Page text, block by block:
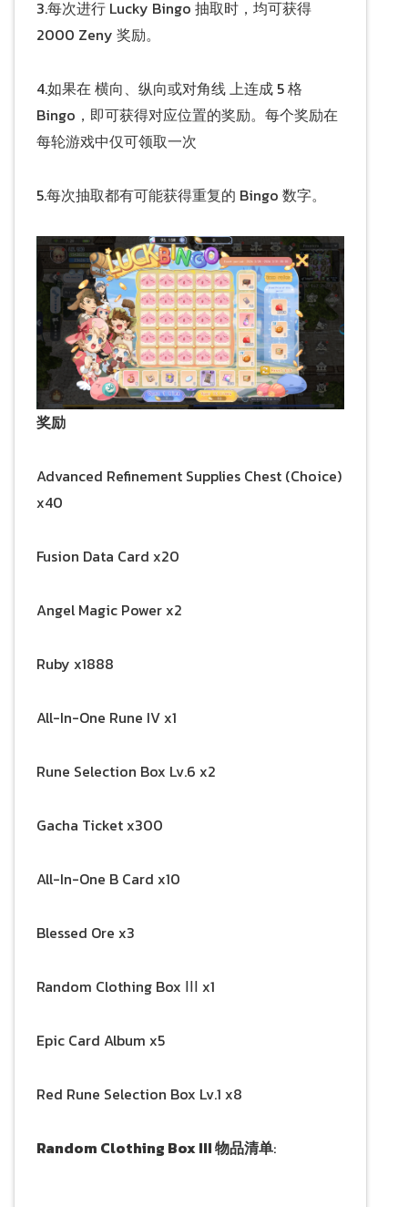
3.每次进行 Lucky Bingo 抽取时，均可获得
2000 Zeny 奖励。
4.如果在 横向、纵向或对角线 上连成 5 格
Bingo，即可获得对应位置的奖励。每个奖励在
每轮游戏中仅可领取一次
5.每次抽取都有可能获得重复的 Bingo 数字。
奖励
Advanced Refinement Supplies Chest (Choice)
x40
Fusion Data Card x20
Angel Magic Power x2
Ruby x1888
All-In-One Rune IV x1
Rune Selection Box Lv.6 x2
Gacha Ticket x300
All-In-One B Card x10
Blessed Ore x3
Random Clothing Box ⅠⅠⅠ x1
Epic Card Album x5
Red Rune Selection Box Lv.1 x8
Random Clothing Box III 物品清单: